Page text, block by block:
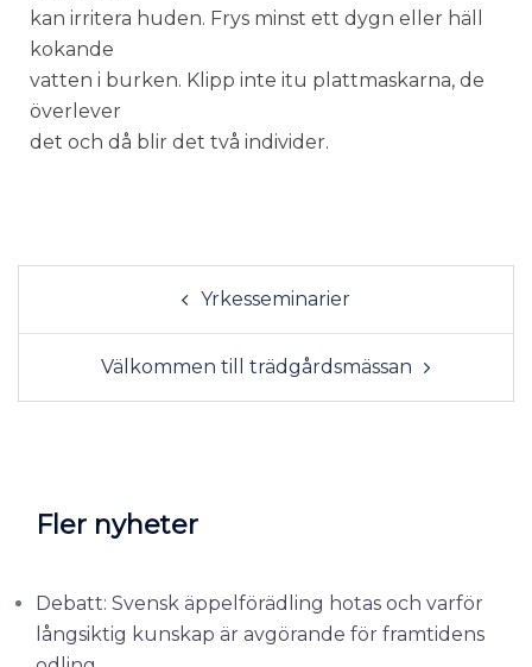
kan irritera huden. Frys minst ett dygn eller häll
kokande
vatten i burken. Klipp inte itu plattmaskarna, de
överlever
det och då blir det två individer.
Yrkesseminarier
Välkommen till trädgårdsmässan
Fler nyheter
Debatt: Svensk äppelförädling hotas och varför
långsiktig kunskap är avgörande för framtidens